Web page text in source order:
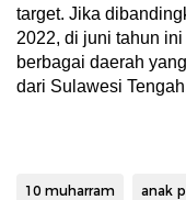
target. Jika
2022, di juni tahun
berbagai daerah
dari Sulawesi
10 muharram anak